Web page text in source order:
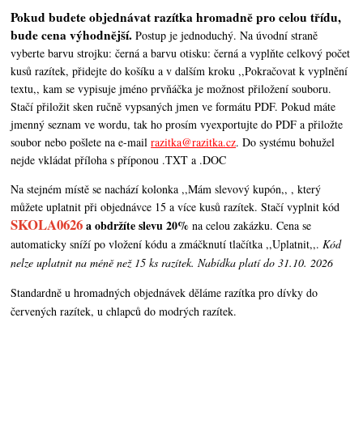
Pokud budete objednávat razítka hromadně pro celou třídu,
bude cena výhodnější. Postup je jednoduchý. Na úvodní straně
vyberte barvu strojku: černá a barvu otisku: černá a vyplňte celkový počet
kusů razítek, přidejte do košíku a v dalším kroku ,,Pokračovat k vyplnění
textu,,kam se vypisuje jméno prvňáčka je možnost přiložení souboru.
Stačí přiložit sken ručně vypsaných jmen ve formátu PDF. Pokud máte
jmenný seznam ve wordu, tak ho prosím vyexportujte do PDF a přiložte
soubor nebo pošlete na e-mailrazitka@razitka.cz. Do systému bohužel
nejde vkládat příloha s příponou .TXT a .DOC
Na stejném místě se nachází kolonka ,,Mám slevový kupón,, , který
můžete uplatnit při objednávce 15 a více kusů razítek. Stačí vyplnit kód
SKOLA0626a obdržíte slevu 20%na celou zakázku. Cena se
automaticky sníží po vložení kódu a zmáčknutí tlačítka ,,Uplatnit,,.Kód
nelze uplatnit na méně než 15 ks razítek. Nabídka platí do 31.10. 2026
Standardně u hromadných objednávek děláme razítka pro dívky do
červených razítek, u chlapců do modrých razítek.